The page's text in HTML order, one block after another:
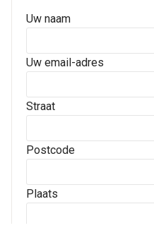
Uw naam
Uw email-adres
Straat
Postcode
Plaats